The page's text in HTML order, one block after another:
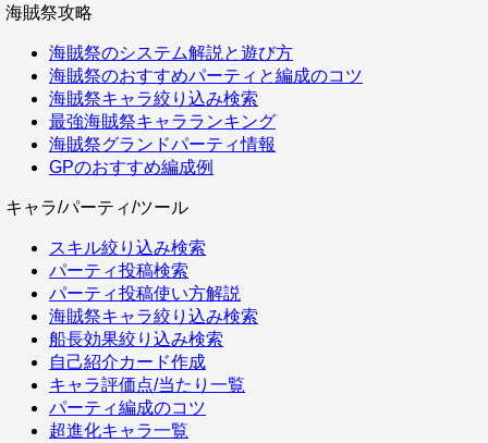
海賊祭攻略
海賊祭のシステム解説と遊び方
海賊祭のおすすめパーティと編成のコツ
海賊祭キャラ絞り込み検索
最強海賊祭キャラランキング
海賊祭グランドパーティ情報
GPのおすすめ編成例
キャラ/パーティ/ツール
スキル絞り込み検索
パーティ投稿検索
パーティ投稿使い方解説
海賊祭キャラ絞り込み検索
船長効果絞り込み検索
自己紹介カード作成
キャラ評価点/当たり一覧
パーティ編成のコツ
超進化キャラ一覧